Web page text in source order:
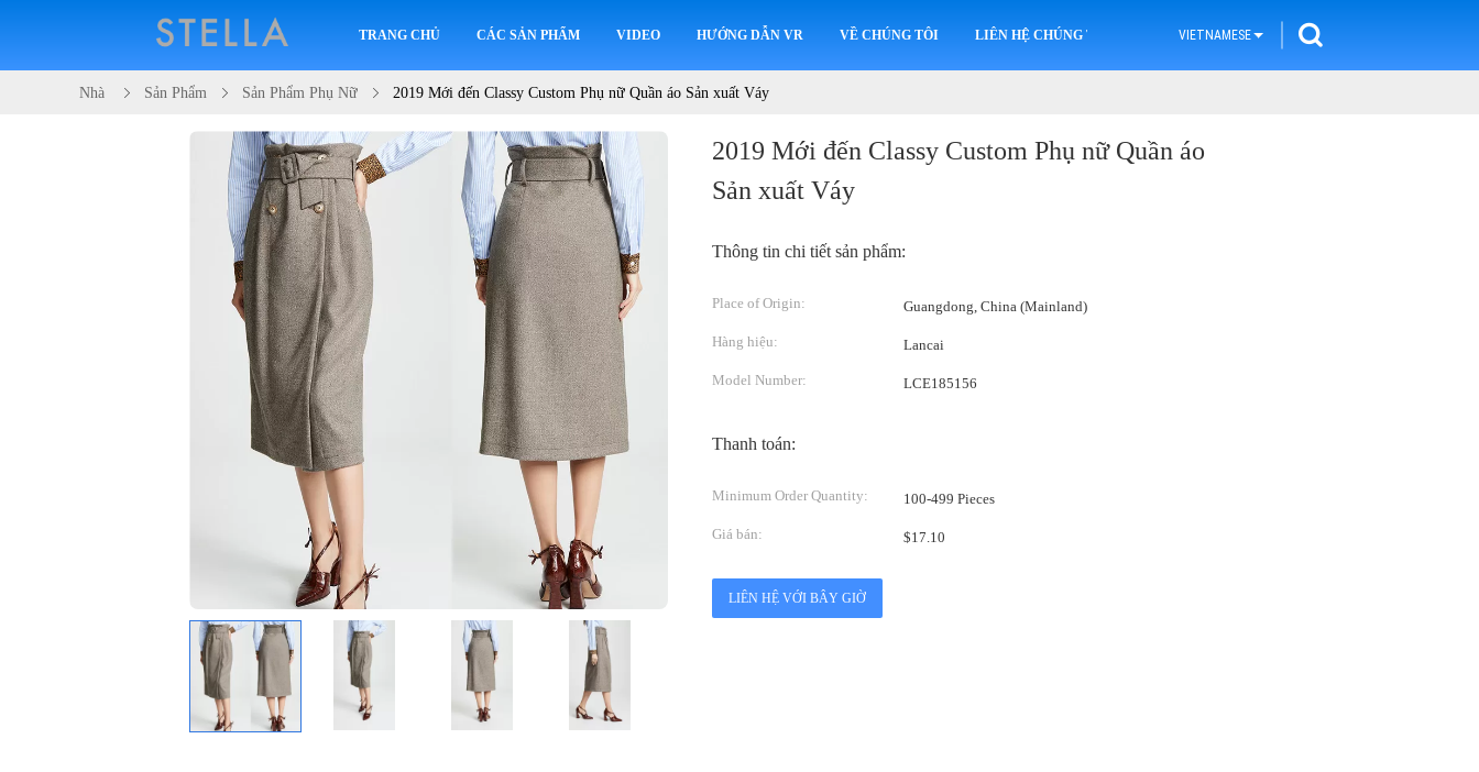
TRANG CHỦ CÁC SẢN PHẨM VIDEO HƯỚNG DẪN VR VỀ CHÚNG TÔI LIÊN HỆ CHÚNG TÔI VIETNAMESE
Nhà Sản Phẩm Sản Phẩm Phụ Nữ 2019 Mới đến Classy Custom Phụ nữ Quần áo Sản xuất Váy
2019 Mới đến Classy Custom Phụ nữ Quần áo
Sản xuất Váy
Thông tin chi tiết sản phẩm:
Place of Origin: Guangdong, China (Mainland)
Hàng hiệu: Lancai
Model Number: LCE185156
Thanh toán:
Minimum Order Quantity: 100-499 Pieces
Giá bán: $17.10
LIÊN HỆ VỚI BÂY GIỜ